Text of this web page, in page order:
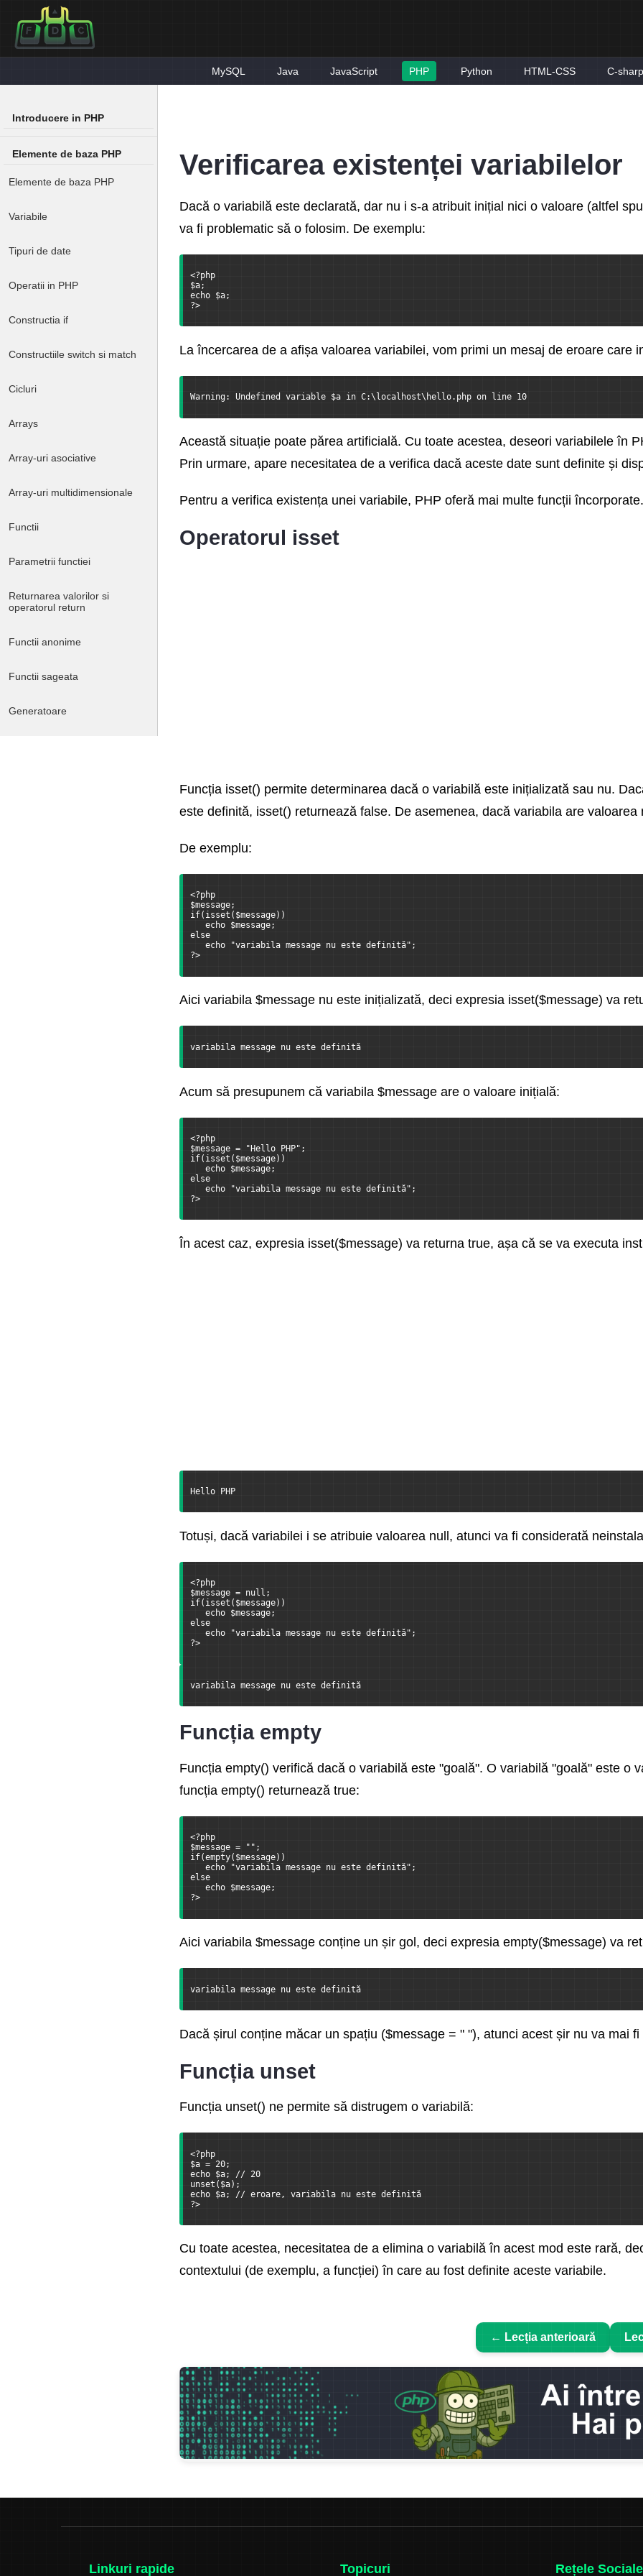
MySQL Java JavaScript PHP Python HTML-CSS C-sharp
Introducere in PHP
Elemente de baza PHP
Elemente de baza PHP
Variabile
Tipuri de date
Operatii in PHP
Constructia if
Constructiile switch si match
Cicluri
Arrays
Array-uri asociative
Array-uri multidimensionale
Functii
Parametrii functiei
Returnarea valorilor si
operatorul return
Functii anonime
Functii sageata
Generatoare
Verificarea existenței variabilelor
Dacă o variabilă este declarată, dar nu i s-a atribuit inițial nici o valoare (altfel
va fi problematic să o folosim. De exemplu:
<?php
$a;
echo $a;
?>
La încercarea de a afișa valoarea variabilei, vom primi un mesaj de eroare care
Warning: Undefined variable $a in C:\localhost\hello.php on line 10
Această situație poate părea artificială. Cu toate acestea, deseori variabilele în
Prin urmare, apare necesitatea de a verifica dacă aceste date sunt definite și
Pentru a verifica existența unei variabile, PHP oferă mai multe funcții încorporate.
Operatorul isset
Funcția isset() permite determinarea dacă o variabilă este inițializată sau nu.
este definită, isset() returnează false. De asemenea, dacă variabila are
De exemplu:
<?php
$message;
if(isset($message))
echo $message;
else
echo "variabila message nu este definită";
?>
Aici variabila $message nu este inițializată, deci expresia isset($message) va
variabila message nu este definită
Acum să presupunem că variabila $message are o valoare inițială:
<?php
$message = "Hello PHP";
if(isset($message))
echo $message;
else
echo "variabila message nu este definită";
?>
În acest caz, expresia isset($message) va returna true, așa că se va executa
Hello PHP
Totuși, dacă variabilei i se atribuie valoarea null, atunci va fi considerată
<?php
$message = null;
if(isset($message))
echo $message;
else
echo "variabila message nu este definită";
?>
variabila message nu este definită
Funcția empty
Funcția empty() verifică dacă o variabilă este "goală". O variabilă "goală" este
funcția empty() returnează true:
<?php
$message = "";
if(empty($message))
echo "variabila message nu este definită";
else
echo $message;
?>
Aici variabila $message conține un șir gol, deci expresia empty($message) va
variabila message nu este definită
Dacă șirul conține măcar un spațiu ($message = " "), atunci acest șir nu va mai
Funcția unset
Funcția unset() ne permite să distrugem o variabilă:
<?php
$a = 20;
echo $a; // 20
unset($a);
echo $a; // eroare, variabila nu este definită
?>
Cu toate acestea, necesitatea de a elimina o variabilă în acest mod este rară,
contextului (de exemplu, a funcției) în care au fost definite aceste variabile.
← Lecția anterioară
Linkuri rapide Topicuri Rețele Sociale